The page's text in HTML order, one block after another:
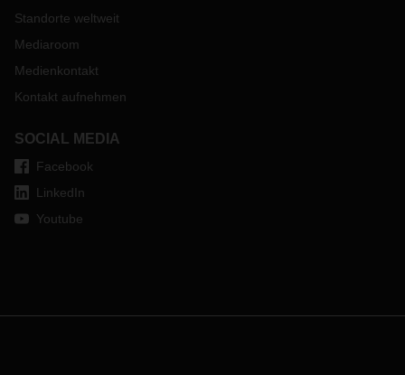
Standorte weltweit
Mediaroom
Medienkontakt
Kontakt aufnehmen
SOCIAL MEDIA
Facebook
LinkedIn
Youtube